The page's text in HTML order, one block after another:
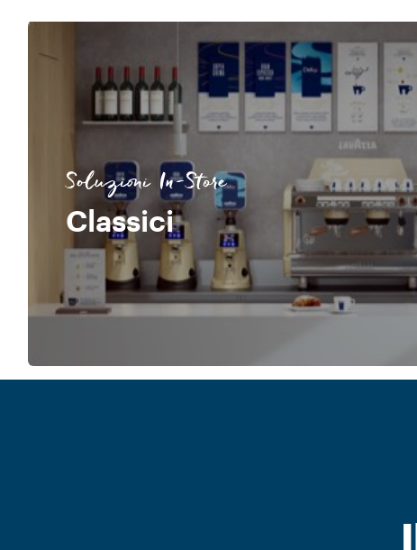
Soluzioni In-Store
Classici